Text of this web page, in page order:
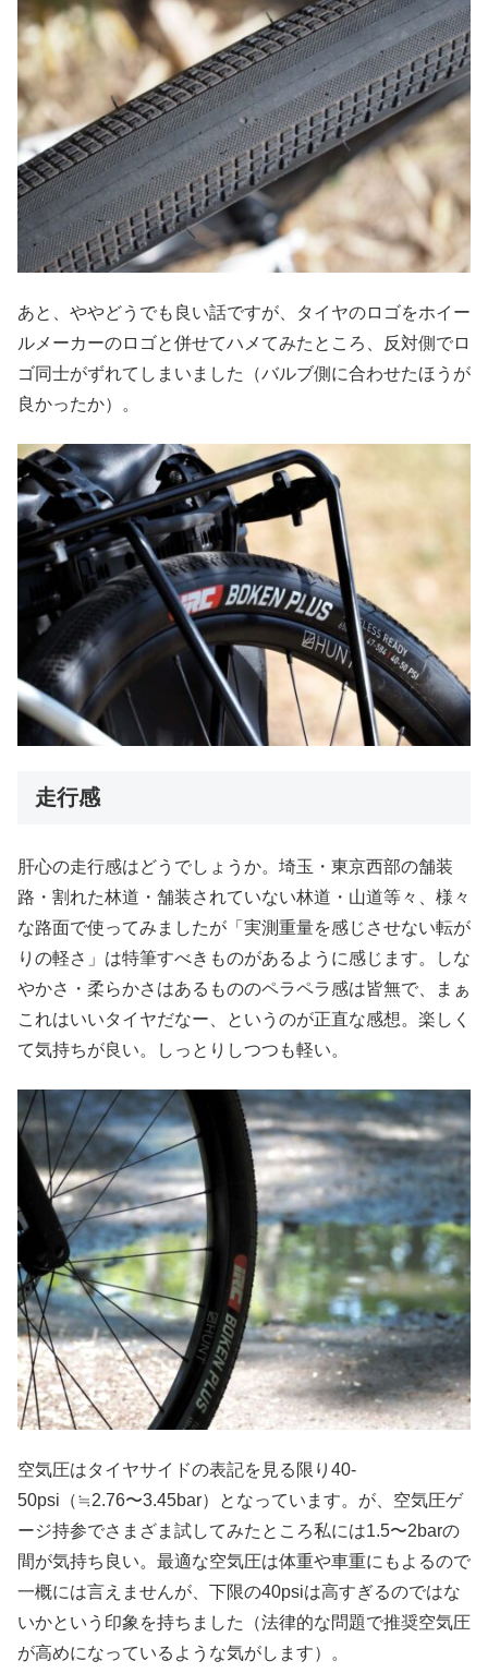
あと、ややどうでも良い話ですが、タイヤのロゴをホイー
ルメーカーのロゴと併せてハメてみたところ、反対側でロ
ゴ同士がずれてしまいました（バルブ側に合わせたほうが
良かったか）。
走行感
肝心の走行感はどうでしょうか。埼玉・東京西部の舗装
路・割れた林道・舗装されていない林道・山道等々、様々
な路面で使ってみましたが「実測重量を感じさせない転が
りの軽さ」は特筆すべきものがあるように感じます。しな
やかさ・柔らかさはあるもののペラペラ感は皆無で、まぁ
これはいいタイヤだなー、というのが正直な感想。楽しく
て気持ちが良い。しっとりしつつも軽い。
空気圧はタイヤサイドの表記を見る限り40-
50psi（≒2.76〜3.45bar）となっています。が、空気圧ゲ
ージ持参でさまざま試してみたところ私には1.5〜2barの
間が気持ち良い。最適な空気圧は体重や車重にもよるので
一概には言えませんが、下限の40psiは高すぎるのではな
いかという印象を持ちました（法律的な問題で推奨空気圧
が高めになっているような気がします）。